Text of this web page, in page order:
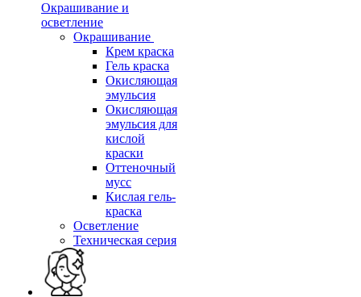
Окрашивание и
осветление
Окрашивание
Крем краска
Гель краска
Окисляющая
эмульсия
Окисляющая
эмульсия для
кислой
краски
Оттеночный
мусс
Кислая гель-
краска
Осветление
Техническая серия